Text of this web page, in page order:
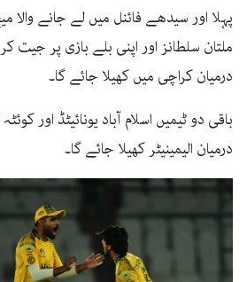
پہلا اور سیدھے فائنل میں لے جانے والا
ملتان سلطانز اور اپنی بلے بازی پر جیت
درمیان کراچی میں کھیلا جائے گا۔
باقی دو ٹیمیں اسلام آباد یونائیٹڈ اور
درمیان الیمینیٹر کھیلا جائے گا۔